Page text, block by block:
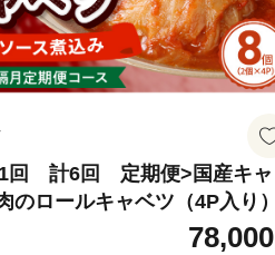
回 計6回 定期便>国産キャ
のロールキャベツ（4P入り）
78,000